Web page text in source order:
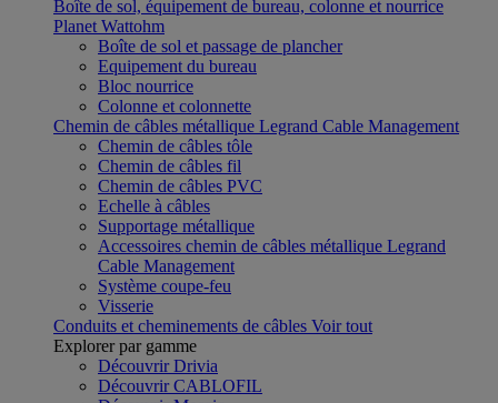
Boîte de sol, équipement de bureau, colonne et nourrice
Planet Wattohm
Boîte de sol et passage de plancher
Equipement du bureau
Bloc nourrice
Colonne et colonnette
Chemin de câbles métallique Legrand Cable Management
Chemin de câbles tôle
Chemin de câbles fil
Chemin de câbles PVC
Echelle à câbles
Supportage métallique
Accessoires chemin de câbles métallique Legrand
Cable Management
Système coupe-feu
Visserie
Conduits et cheminements de câbles Voir tout
Explorer par gamme
Découvrir Drivia
Découvrir CABLOFIL